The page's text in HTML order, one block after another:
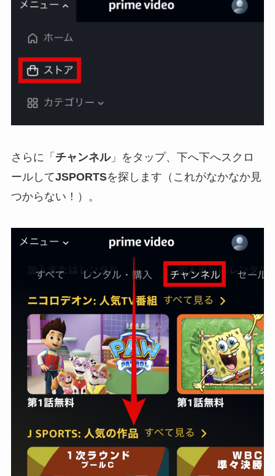
さらに「 チャンネル」をタップ、下へ下へスクロ
ールしてJSPORTSを探します（これがなかなか見
つからない！）。